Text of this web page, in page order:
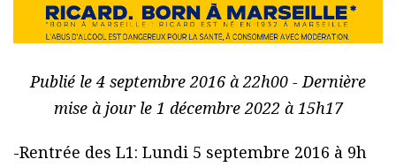
Publié le 4 septembre 2016 à 22h00 - Dernière
mise à jour le 1 décembre 2022 à 15h17
-Rentrée des L1: Lundi 5 septembre 2016 à 9h